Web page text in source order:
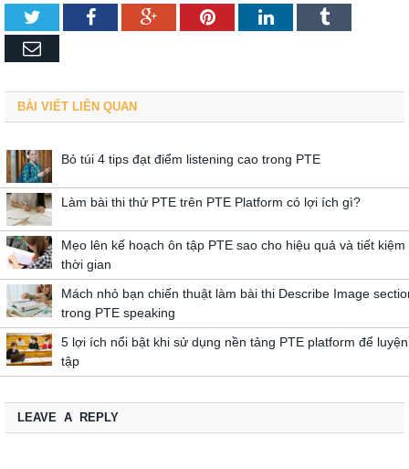
TwitterFacebookGoogle+PinterestLinkedInTumblr
Email
BÀI VIẾT LIÊN QUAN
Bỏ túi 4 tips đạt điểm listening cao trong PTE
Làm bài thi thử PTE trên PTE Platform có lợi ích gì?
Mẹo lên kế hoạch ôn tập PTE sao cho hiệu quả và tiết kiệm
thời gian
Mách nhỏ bạn chiến thuật làm bài thi Describe Image
trong PTE speaking
5 lợi ích nổi bật khi sử dụng nền tảng PTE platform để luyện
tập
LEAVE A REPLY